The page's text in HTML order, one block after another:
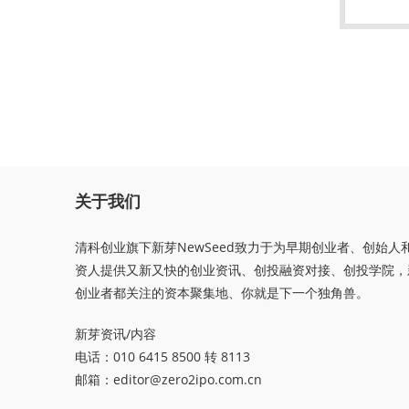
关于我们
清科创业旗下新芽NewSeed致力于为早期创业者、创始人
资人提供又新又快的创业资讯、创投融资对接、创投学院
创业者都关注的资本聚集地、你就是下一个独角兽。
新芽资讯/内容
电话：010 6415 8500 转 8113
邮箱： editor@zero2ipo.com.cn